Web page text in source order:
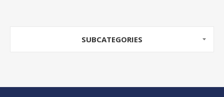
SUBCATEGORIES